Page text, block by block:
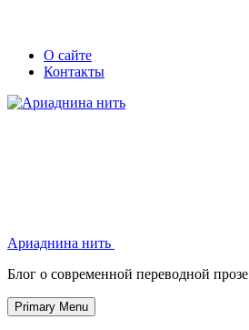
Skip
Secondary
left
navigation
Secondary
right
navigation
О сайте
Контакты
Ариаднина нить
Блог о современной переводной прозе
Primary Menu